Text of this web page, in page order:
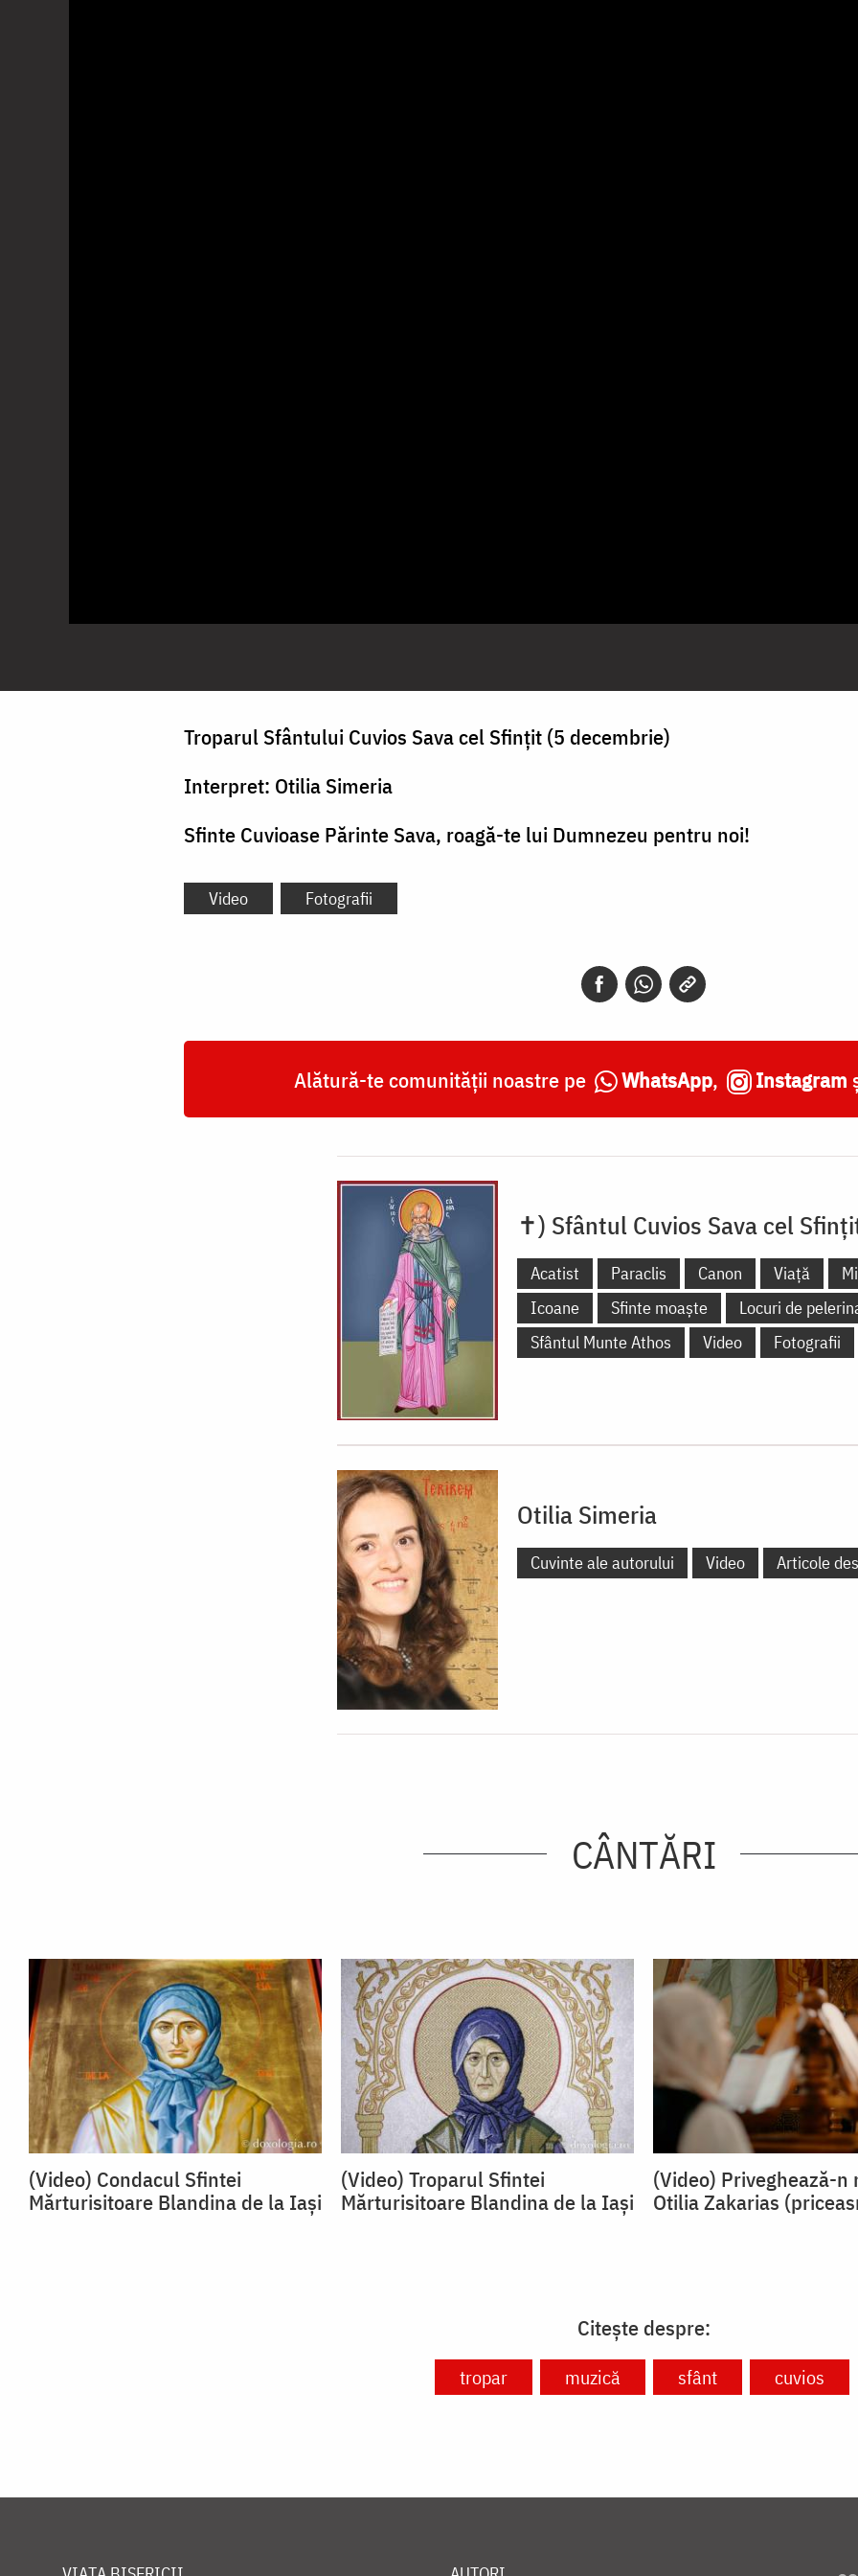
Troparul Sfântului Cuvios Sava cel Sfințit (5 decembrie)
Interpret: Otilia Simeria
Sfinte Cuvioase Părinte Sava, roagă-te lui Dumnezeu pentru noi!
Video Fotografii
Alătură-te comunității noastre pe WhatsApp, Instagram
✝) Sfântul Cuvios Sava cel
Acatist Paraclis Canon Viață
Icoane
Sfinte moaște
Locuri de
Sfântul Munte Athos
Video Fotografii
Otilia Simeria
Cuvinte ale autorului Video Articole
CÂNTĂRI
(Video) Condacul Sfintei
Mărturisitoare Blandina de la Iași
(Video) Troparul Sfintei
Mărturisitoare Blandina de la Iași
(Video) Priveghează-n
Otilia Zakarias
Citește despre:
tropar muzică sfânt cuvios